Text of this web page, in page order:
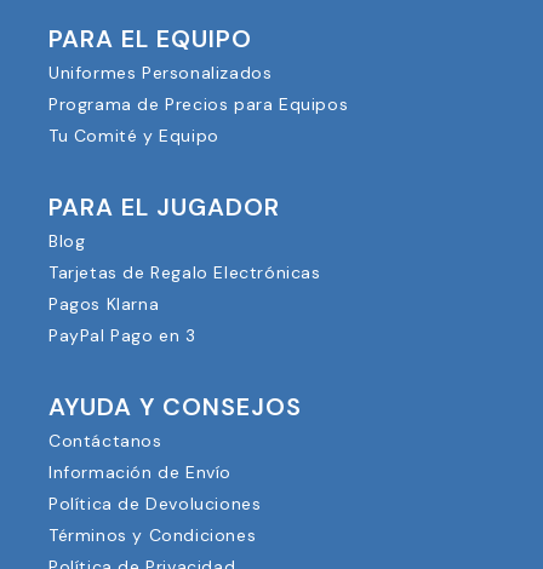
PARA EL EQUIPO
Uniformes Personalizados
Programa de Precios para Equipos
Tu Comité y Equipo
PARA EL JUGADOR
Blog
Tarjetas de Regalo Electrónicas
Pagos Klarna
PayPal Pago en 3
AYUDA Y CONSEJOS
Contáctanos
Información de Envío
Política de Devoluciones
Términos y Condiciones